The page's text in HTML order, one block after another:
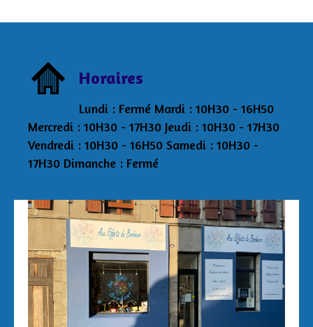
Horaires
Lundi : Fermé Mardi : 10H30 - 16H50
Mercredi : 10H30 - 17H30 Jeudi : 10H30 - 17H30
Vendredi : 10H30 - 16H50 Samedi : 10H30 -
17H30 Dimanche : Fermé
Aux Effets du Bonheur Laetitia Pertriaux 3 rue
de la Tour 29870 Lannilis 06/43/34/20/40
auxeffetsdubonheur@kmel.bzh